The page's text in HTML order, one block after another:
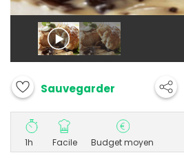
Sauvegarder
1h Facile Budget moyen